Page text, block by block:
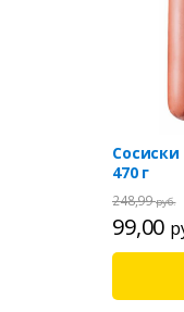
470 г
248,99руб.
99,00